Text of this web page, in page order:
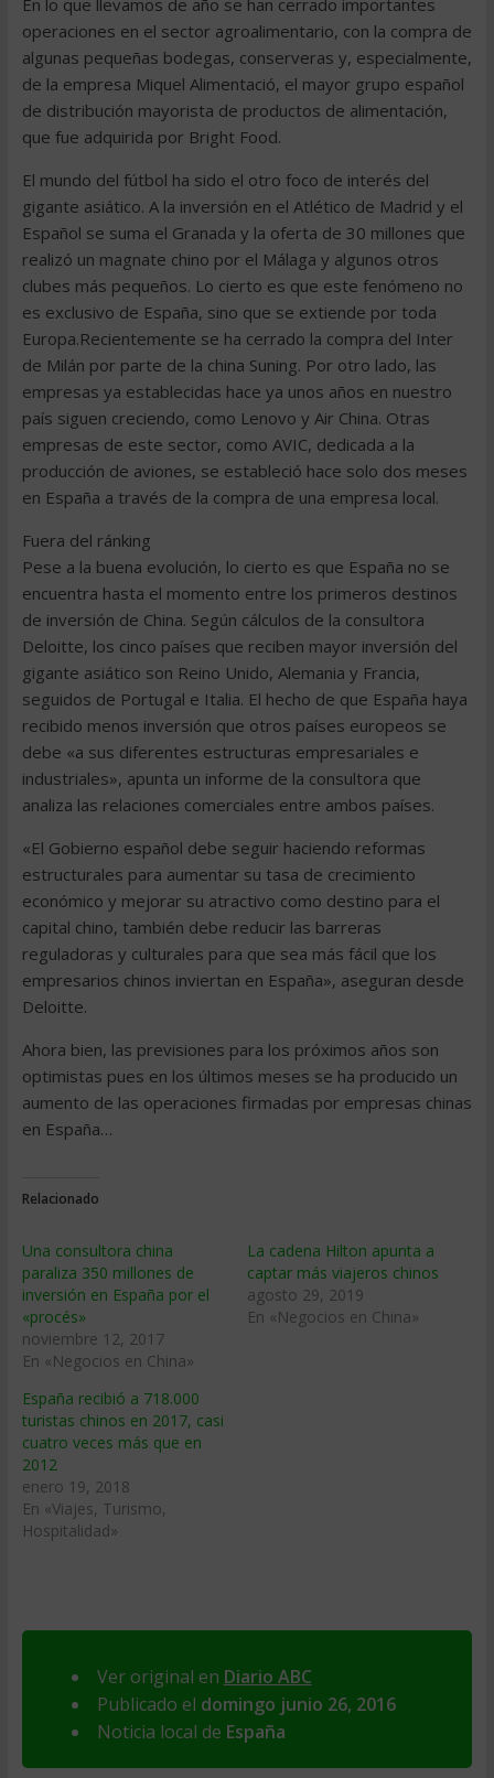
En lo que llevamos de año se han cerrado importantes
operaciones en el sector agroalimentario, con la compra de
algunas pequeñas bodegas, conserveras y, especialmente,
de la empresa Miquel Alimentació, el mayor grupo español
de distribución mayorista de productos de alimentación,
que fue adquirida por Bright Food.
El mundo del fútbol ha sido el otro foco de interés del
gigante asiático. A la inversión en el Atlético de Madrid y el
Español se suma el Granada y la oferta de 30 millones que
realizó un magnate chino por el Málaga y algunos otros
clubes más pequeños. Lo cierto es que este fenómeno no
es exclusivo de España, sino que se extiende por toda
Europa.Recientemente se ha cerrado la compra del Inter
de Milán por parte de la china Suning. Por otro lado, las
empresas ya establecidas hace ya unos años en nuestro
país siguen creciendo, como Lenovo y Air China. Otras
empresas de este sector, como AVIC, dedicada a la
producción de aviones, se estableció hace solo dos meses
en España a través de la compra de una empresa local.
Fuera del ránking
Pese a la buena evolución, lo cierto es que España no se
encuentra hasta el momento entre los primeros destinos
de inversión de China. Según cálculos de la consultora
Deloitte, los cinco países que reciben mayor inversión del
gigante asiático son Reino Unido, Alemania y Francia,
seguidos de Portugal e Italia. El hecho de que España haya
recibido menos inversión que otros países europeos se
debe «a sus diferentes estructuras empresariales e
industriales», apunta un informe de la consultora que
analiza las relaciones comerciales entre ambos países.
«El Gobierno español debe seguir haciendo reformas
estructurales para aumentar su tasa de crecimiento
económico y mejorar su atractivo como destino para el
capital chino, también debe reducir las barreras
reguladoras y culturales para que sea más fácil que los
empresarios chinos inviertan en España», aseguran desde
Deloitte.
Ahora bien, las previsiones para los próximos años son
optimistas pues en los últimos meses se ha producido un
aumento de las operaciones firmadas por empresas chinas
en España…
Relacionado
Una consultora china
paraliza 350 millones de
inversión en España por el
«procés»
noviembre 12, 2017
En «Negocios en China»
La cadena Hilton apunta a
captar más viajeros chinos
agosto 29, 2019
En «Negocios en China»
España recibió a 718.000
turistas chinos en 2017, casi
cuatro veces más que en
2012
enero 19, 2018
En «Viajes, Turismo,
Hospitalidad»
Ver original en Diario ABC
Publicado el domingo junio 26, 2016
Noticia local de España